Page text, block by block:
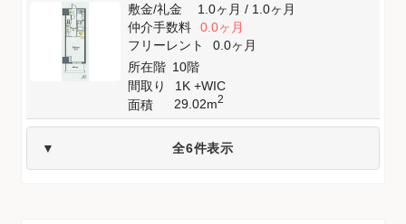
敷金/礼金 1.0ヶ月/ 1.0ヶ月
仲介手数料
0.0ヶ月
フリーレント
0.0ヶ月
所在階 10階
間取り
1K +WIC
面積
29.02m2
全6件表示